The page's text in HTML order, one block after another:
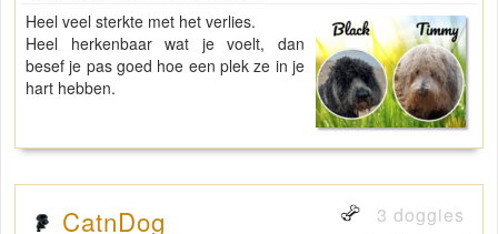
Heel veel sterkte met het verlies.
Heel herkenbaar wat je voelt, dan
besef je pas goed hoe een plek ze in je
hart hebben.
CatnDog 3 doggies